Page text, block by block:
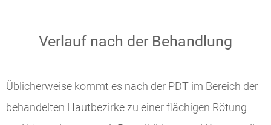
Verlauf nach der Behandlung
Üblicherweise kommt es nach der PDT im Bereich der
behandelten Hautbezirke zu einer flächigen Rötung